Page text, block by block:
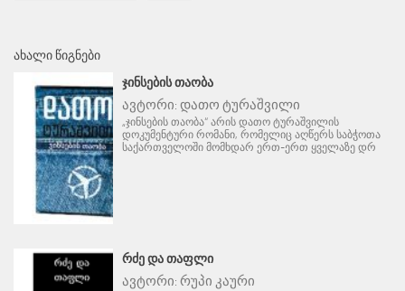
ᲐᲮᲐᲚᲘ ᲬᲘᲒᲜᲔᲑᲘ
ᲯᲘᲜᲡᲔᲑᲘᲡ ᲗᲐᲝᲑᲐ
ავტორი: დათო ტურაშვილი
„ჯინსების თაობა“ არის დათო ტურაშვილის
დოკუმენტური რომანი, რომელიც აღწერს საბჭოთა
საქართველოში მომხდარ ერთ-ერთ ყველაზე დრ
ᲠᲫᲔ ᲓᲐ ᲗᲐᲤᲚᲘ
ავტორი: რუპი კაური